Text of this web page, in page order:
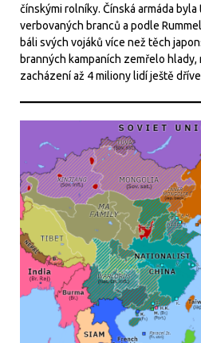
čínskými rolníky. Čínská armáda
verbovaných branců a podle
báli svých vojáků více než těch
branných kampaních zemřelo hlady,
zacházení až 4 miliony lidí ještě